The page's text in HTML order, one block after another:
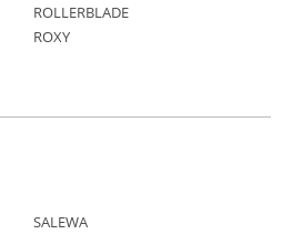
ROLLERBLADE
ROXY
SALEWA